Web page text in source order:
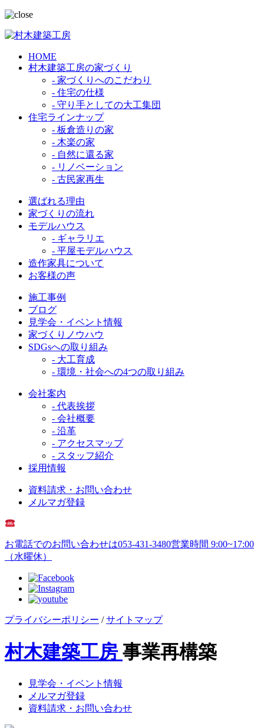
HOME
村木建築工房の家づくり
- 家づくりへのこだわり
- 住宅の仕様
- 守り手としての大工集団
住宅ラインナップ
- 板倉造りの家
- 木楽の家
- 自然に還る家
- リノベーション
- 古民家再生
選ばれる理由
家づくりの流れ
モデルハウス
- ギャラリエ
- 平屋モデルハウス
造作家具について
お客様の声
施工事例
ブログ
見学会・イベント情報
家づくりノウハウ
SDGsへの取り組み
- 大工育成
- 環境・社会への4つの取り組み
会社案内
- 代表挨拶
- 会社概要
- 沿革
- アクセスマップ
- スタッフ紹介
採用情報
資料請求・お問い合わせ
メルマガ登録
お電話でのお問い合わせは053-431-3480営業時間 9:00~17:00
（水曜休）
プライバシーポリシー /サイトマップ
村木建築工房 事業再構築
見学会・イベント情報
メルマガ登録
資料請求・お問い合わせ